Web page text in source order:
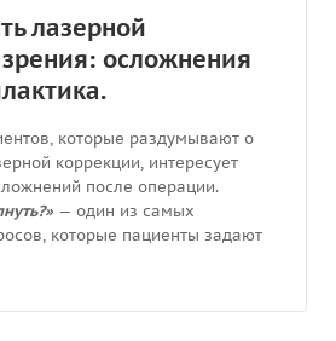
лазерной
осложнения
которые раздумывают о
коррекции, интересует
после операции.
— один из самых
которые пациенты задают